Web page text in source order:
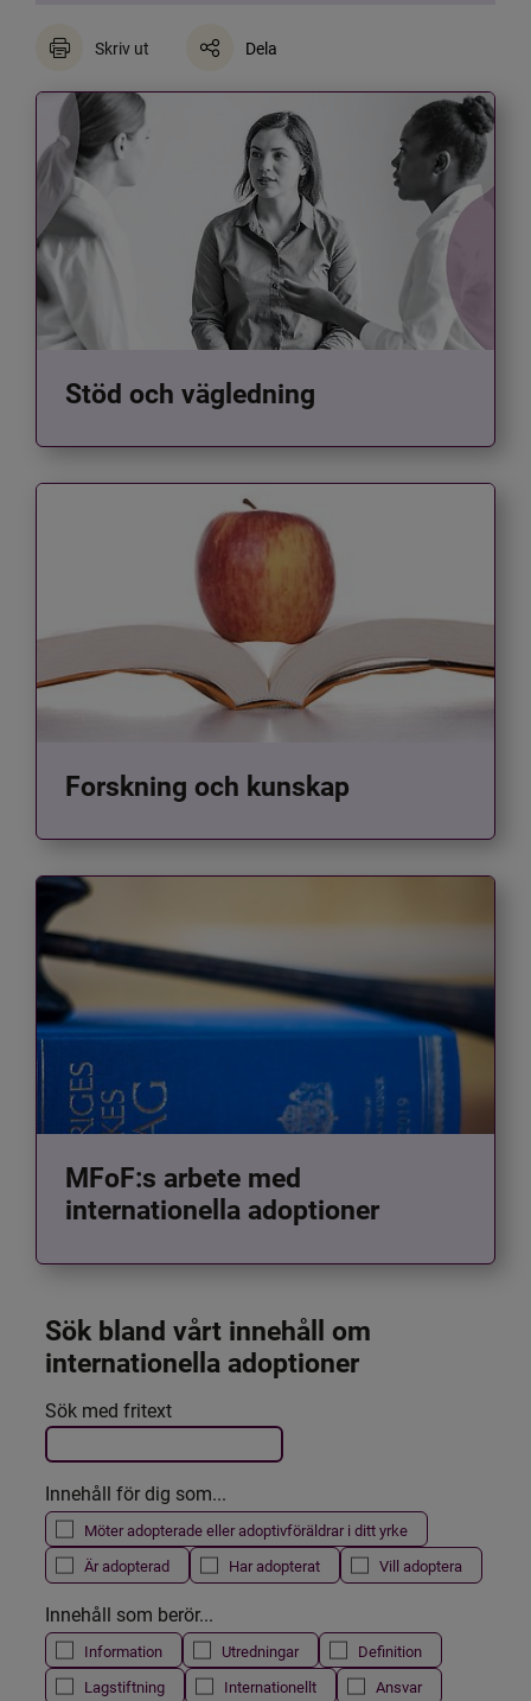
Skriv ut Dela
Stöd och vägledning
Forskning och kunskap
MFoF:s arbete med
internationella adoptioner
Sök bland vårt innehåll om
internationella adoptioner
Filtrera resultatet
Det här formuläret postas automatiskt
Sök med fritext
Innehåll för dig som...
Möter adopterade eller adoptivföräldrar i ditt yrke
Är adopterad
Har adopterat Vill adoptera
Innehåll som berör...
Information Utredningar
Definition
Lagstiftning
Internationellt
Ansvar